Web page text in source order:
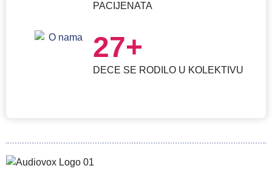
PACIJENATA
27+
DECE SE RODILO U KOLEKTIVU